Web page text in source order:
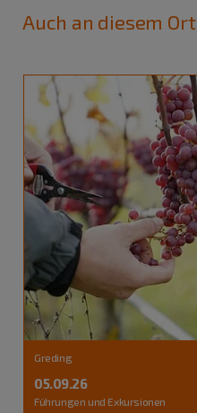
Auch an diesem Ort
Greding
05.09.26
Führungen und Exkursionen